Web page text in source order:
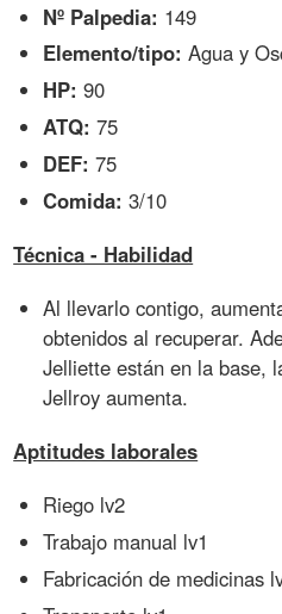
Nº Palpedia: 149
Elemento/tipo: Agua y
HP: 90
ATQ: 75
DEF: 75
Comida: 3/10
Técnica - Habilidad
Al llevarlo contigo,
obtenidos al recuperar.
Jelliette están en la base,
Jellroy aumenta.
Aptitudes laborales
Riego lv2
Trabajo manual lv1
Fabricación de medicinas